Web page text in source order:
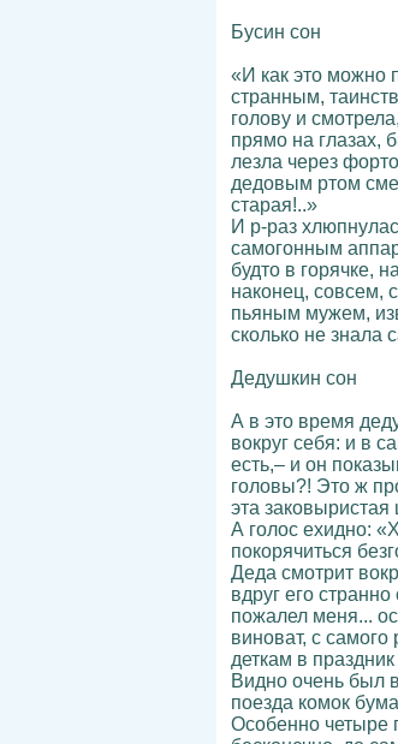
Бусин сон
«И как это можно
странным,
голову и
прямо на глазах,
лезла через
дедовым ртом
старая!..»
И р-раз
самогонным
будто в горячке,
наконец, совсем,
пьяным мужем,
сколько не знала
Дедушкин сон
А в это время
вокруг себя: и в
есть,– и он
головы?! Это ж
эта заковыристая
А голос ехидно:
покорячиться
Деда смотрит
вдруг его
пожалел меня...
виноват, с
деткам в
Видно очень был
поезда комок
Особенно четыре